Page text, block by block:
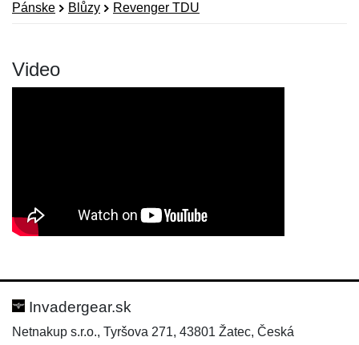
Pánske Blůzy Revenger TDU
Video
Hodnotenie:
Meno:
Invadergear.sk
Netnakup s.r.o., Tyršova 271, 43801 Žatec, Česká